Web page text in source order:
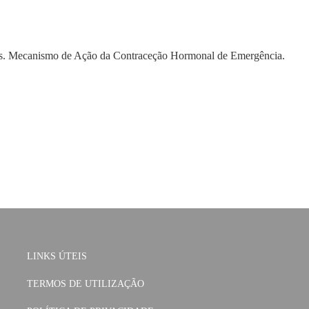
de Ação da Contraceção Hormonal de Emergência.
LINKS ÚTEIS
TERMOS DE UTILIZAÇÃO